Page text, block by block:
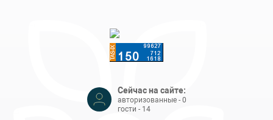
Сейчас на сайте:
авторизованные - 0
гости - 14